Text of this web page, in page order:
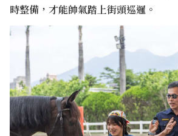
時整備，才能帥氣踏上街頭巡邏。